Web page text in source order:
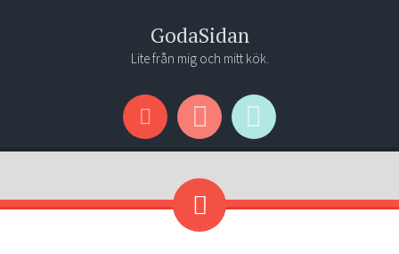
GodaSidan
Lite från mig och mitt kök.
Menu
Widgets
Search